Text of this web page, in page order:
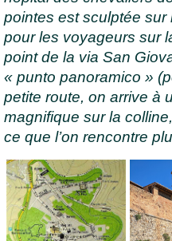
pointes est sculptée sur
pour les voyageurs sur
point de la via San
« punto panoramico »
petite route, on arrive à
magnifique sur la
ce que l’on rencontre